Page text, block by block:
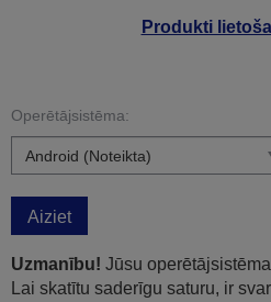
Produkti
Operētājsistēma:
Aiziet
Uzmanību! Jūsu
Lai skatītu saderīgu saturu, ir